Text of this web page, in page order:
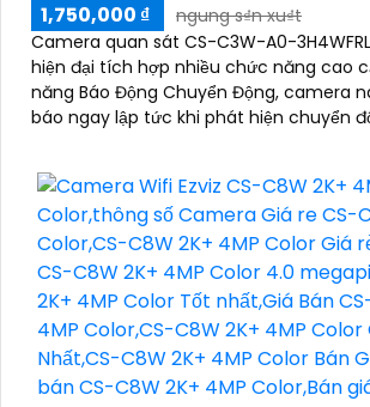
1,750,000 ₫
ngung s₫n xu₫t
Camera quan sát CS-C3W-A0-
hiện đại tích hợp nhiều chức năng cao cấp. Với
năng Báo Động Chuyển Động, camera
báo ngay lập tức khi phát hiện chuyển